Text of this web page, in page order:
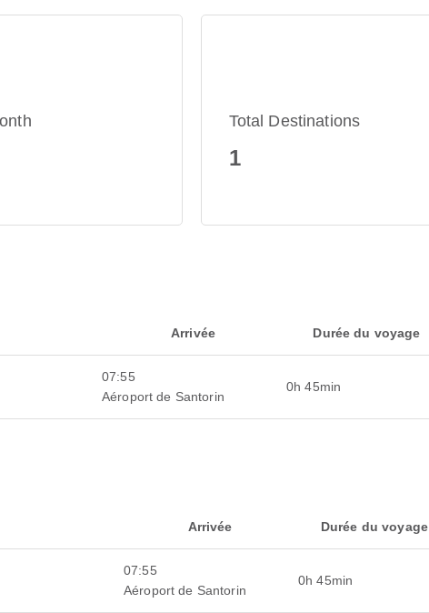
Total Destinations
1
Arrivée Durée du voyage
07:55
Aéroport de Santorin
0h 45min
Arrivée Durée du voyage
07:55
Aéroport de Santorin
0h 45min